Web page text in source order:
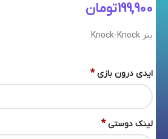
تومان
بنر Knock-Knock
ایدی درون بازی *
لینک دوستی *